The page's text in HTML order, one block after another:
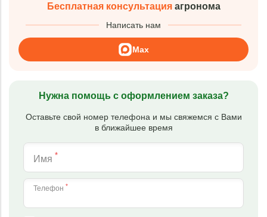
Бесплатная консультацияагронома
Написать нам
Max
Нужна помощь с оформлением заказа?
Оставьте свой номер телефона и мы свяжемся с Вами
в ближайшее время
Имя *
Телефон *